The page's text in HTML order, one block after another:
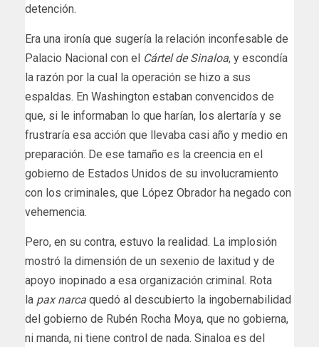
detención.
Era una ironía que sugería la relación inconfesable de
Palacio Nacional con el Cártel de Sinaloa, y escondía
la razón por la cual la operación se hizo a sus
espaldas. En Washington estaban convencidos de
que, si le informaban lo que harían, los alertaría y se
frustraría esa acción que llevaba casi año y medio en
preparación. De ese tamaño es la creencia en el
gobierno de Estados Unidos de su involucramiento
con los criminales, que López Obrador ha negado con
vehemencia.
Pero, en su contra, estuvo la realidad. La implosión
mostró la dimensión de un sexenio de laxitud y de
apoyo inopinado a esa organización criminal. Rota
la pax narca quedó al descubierto la ingobernabilidad
del gobierno de Rubén Rocha Moya, que no gobierna,
ni manda, ni tiene control de nada. Sinaloa es del